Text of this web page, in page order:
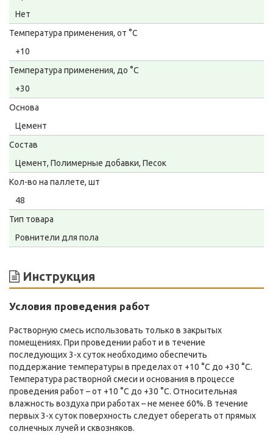
Нет
Температура применения, от °С
+10
Температура применения, до °С
+30
Основа
Цемент
Состав
Цемент, Полимерные добавки, Песок
Кол-во на паллете, шт
48
Тип товара
Ровнители для пола
Инструкция
Условия проведения работ
Растворную смесь использовать только в закрытых
помещениях. При проведении работ и в течение
последующих 3-х суток необходимо обеспечить
поддержание температуры в пределах от +10 °С до +30 °С.
Температура растворной смеси и основания в процессе
проведения работ – от +10 °С до +30 °С. Относительная
влажность воздуха при работах – не менее 60%. В течение
первых 3-х суток поверхность следует оберегать от прямых
солнечных лучей и сквозняков.